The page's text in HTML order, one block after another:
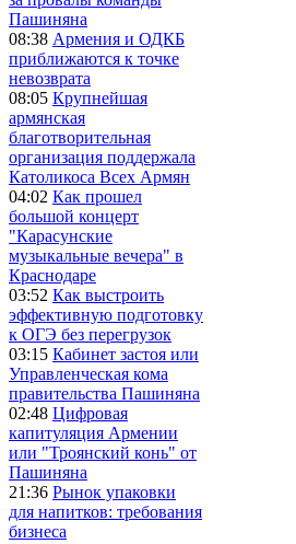
Пашиняна
08:38 Армения и ОДКБ
приближаются к точке
невозврата
08:05 Крупнейшая
армянская
благотворительная
организация поддержала
Католикоса Всех Армян
04:02 Как прошел
большой концерт
"Карасунские
музыкальные вечера" в
Краснодаре
03:52 Как выстроить
эффективную подготовку
к ОГЭ без перегрузок
03:15 Кабинет застоя или
Управленческая кома
правительства Пашиняна
02:48 Цифровая
капитуляция Армении
или "Троянский конь" от
Пашиняна
21:36 Рынок упаковки
для напитков: требования
бизнеса